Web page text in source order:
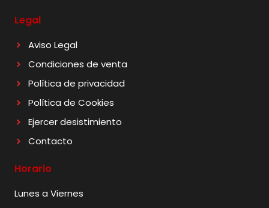
Legal
Aviso Legal
Condiciones de venta
Política de privacidad
Política de Cookies
Ejercer desistimiento
Contacto
Horario
Lunes a Viernes